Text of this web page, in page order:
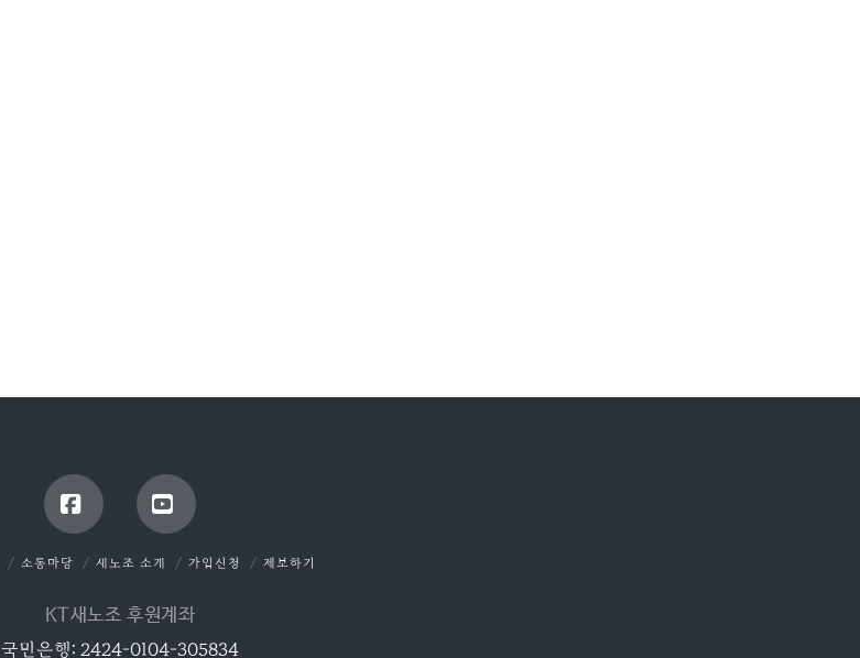
Facebook YouTube
소통마당 새노조 소개 가입신청 제보하기
KT새노조 후원계좌
국민은행: 2424-0104-305834